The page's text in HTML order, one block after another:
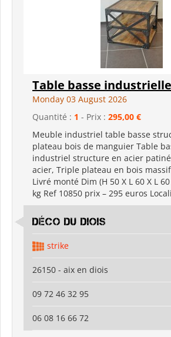
Table basse industrielle
Monday 03 August 2026
Quantité : 1 - Prix : 295,00 €
Meuble industriel table basse
plateau bois de manguier Table
industriel structure en acier
acier, Triple plateau en bois
Livré monté Dim (H 50 X L 60 X L
kg Ref 10850 prix – 295 euros
déco du diois
strike
26150 - aix en diois
09 72 46 32 95
06 08 16 66 72